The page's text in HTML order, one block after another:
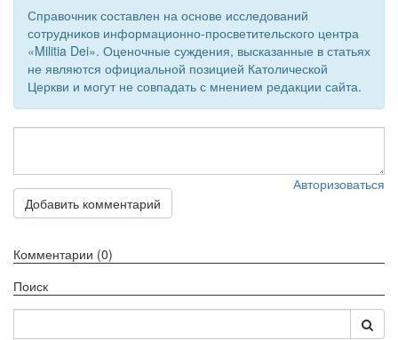
Ссылки
Религиозные учения и секты, справочник
Обратная связь
Отправить сообщение
Вход
Справочник составлен на основе исследований
сотрудников информационно-просветительского центра
«Militia Dei». Оценочные суждения, высказанные в статьях
не являются официальной позицией Католической
Церкви и могут не совпадать с мнением редакции сайта.
Авторизоваться
Добавить комментарий
Комментарии (0)
Поиск